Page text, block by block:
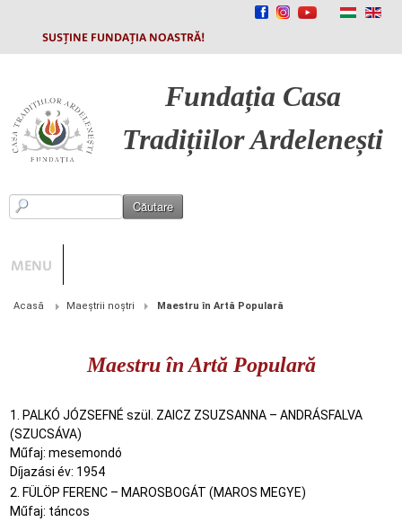
SUSȚINE FUNDAȚIA NOASTRĂ!
FundațiaCasa
Tradițiilor Ardelenești
MENU
Acasă Maeștrii noștri Maestru în Artă Populară
Maestru în Artă Populară
1. PALKÓ JÓZSEFNÉ szül. ZAICZ ZSUZSANNA – ANDRÁSFALVA
(SZUCSÁVA)
Műfaj: mesemondó
Díjazási év: 1954
2. FÜLÖP FERENC – MAROSBOGÁT (MAROS MEGYE)
Műfaj: táncos